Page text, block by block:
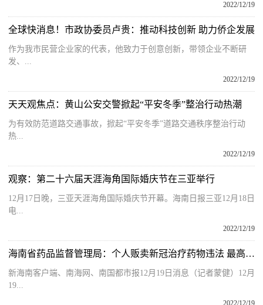
2022/12/19
全球快消息！市政协委员卢贵：推动科技创新 助力侨企发展
作为我市民营企业家的代表，他致力于创意创新，带领企业不断研
发、...
2022/12/19
天天观焦点：黄山公安交警掀起“平安冬季”整治行动热潮
为有效防范道路交通事故，掀起“平安冬季”道路交通秩序整治行动
热...
2022/12/19
观察：第二十六届天涯海角国际婚庆节在三亚举行
12月17日晚，三亚天涯海角国际婚庆节开幕。海南日报三亚12月18日
电...
2022/12/19
海南省药品监督管理局：个人贩卖新冠治疗药物违法 最高处货值金额30倍罚款
新海南客户端、南海网、南国都市报12月19日消息（记者蒙健）12月
19...
2022/12/19